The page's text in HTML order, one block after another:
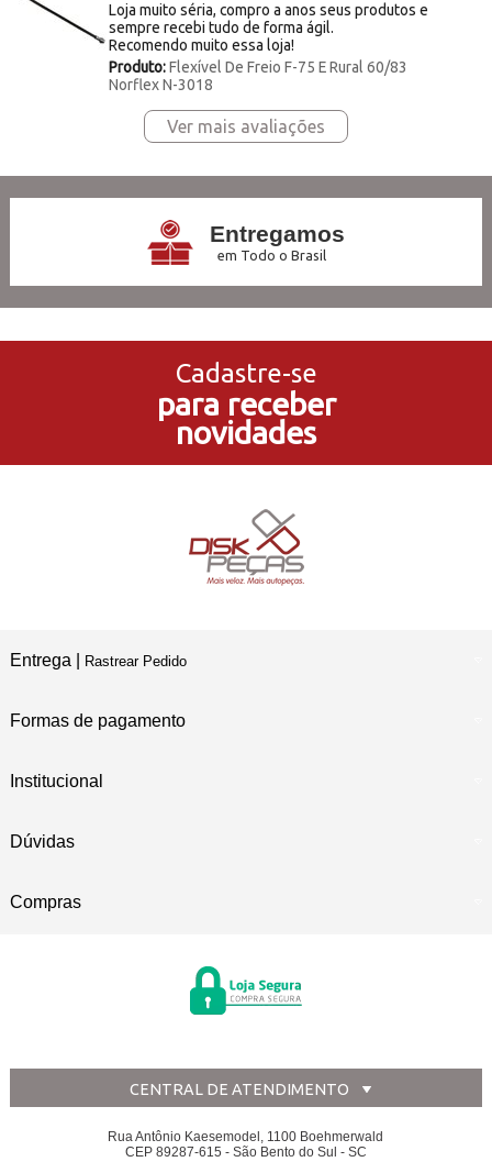
Loja muito séria, compro a anos seus produtos e
sempre recebi tudo de forma ágil.
Recomendo muito essa loja!
Produto:Flexível De Freio F-75 E Rural 60/83
Norflex N-3018
Ver mais avaliações
Entregamos
em Todo o Brasil
no Cartão de Crédito
5% de Desconto
no Pagamento PIX
Em Nossas Lojas Físicas
Cadastre-se
para receber
novidades
Entrega | Rastrear Pedido
Formas de pagamento
Institucional
Dúvidas
Compras
CENTRAL DE ATENDIMENTO
Rua Antônio Kaesemodel, 1100 Boehmerwald
CEP 89287-615 - São Bento do Sul - SC